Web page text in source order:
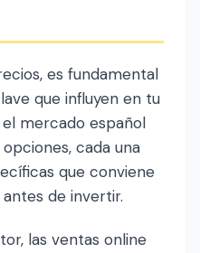
es fundamental
que influyen en tu
mercado español
cada una
que conviene
de invertir.
las ventas online